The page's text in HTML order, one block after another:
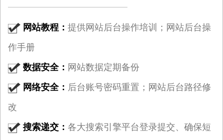
网站教程： 提供网站后台操作培训；网站后台操
作手册
数据安全： 网站数据定期备份
网络安全： 后台账号密码重置；网站后台路径修
改
搜索递交： 各大搜索引擎平台登录提交、确保短